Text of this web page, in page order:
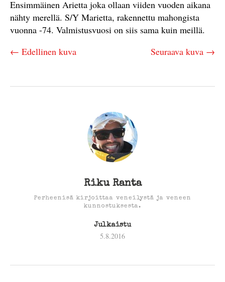
Ensimmäinen Arietta joka ollaan viiden vuoden aikana
nähty merellä. S/Y Marietta, rakennettu mahongista
vuonna -74. Valmistusvuosi on siis sama kuin meillä.
← Edellinen kuva
Seuraava kuva →
Riku Ranta
Perheenisä kirjoittaa veneilystä ja veneen
kunnostuksesta.
Julkaistu
5.8.2016